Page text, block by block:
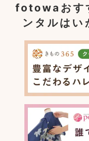
fotowaおす
ンタルはい